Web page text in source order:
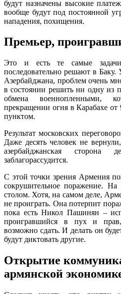
будут назначены высокие
вообще будут под постоянной
нападения, похищения.
Премьер,
Это и есть те самые
последовательно решают в
Азербайджана, проблем очень
в состоянии решить ни одну из
обмена военнопленными,
прекращении огня в Карабахе
пунктом.
Результат московских
Даже десять человек не
азербайджанская
заблагорассудится.
С этой точки зрения Армения
сокрушительное поражение.
столом. Хотя, на самом деле,
не проиграть. Она потерпит
пока есть Никол Пашинян –
проигравшийся в пух и
возможно сдать. И делать он
будут диктовать другие.
Открытие
армянской